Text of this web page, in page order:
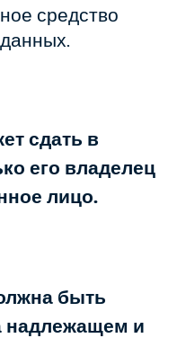
средство
сдать в
его владелец
лицо.
быть
надлежащем и